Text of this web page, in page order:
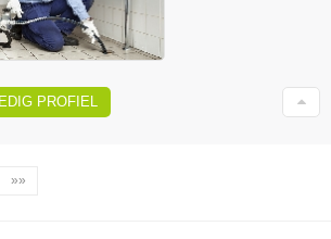
PROFIEL
»»